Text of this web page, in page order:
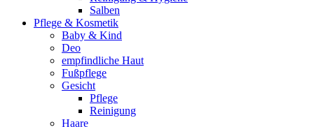
Salben
Pflege & Kosmetik
Baby & Kind
Deo
empfindliche Haut
Fußpflege
Gesicht
Pflege
Reinigung
Haare